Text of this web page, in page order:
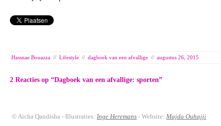
Hassnae Bouazza // Lifestyle // dagboek van een afvallige // augustus 26, 2015
2 Reacties op “Dagboek van een afvallige: sporten”
© Aicha Qandisha - Illustraties: Inge Heremans - Website: Majda Ouhajji